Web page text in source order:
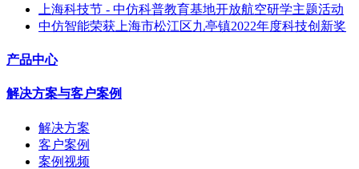
上海科技节 - 中仿科普教育基地开放航空研学主题活动
中仿智能荣获上海市松江区九亭镇2022年度科技创新奖
产品中心
解决方案与客户案例
解决方案
客户案例
案例视频